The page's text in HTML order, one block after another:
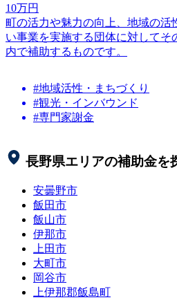
10万円
町の活力や魅力の向上、地域の活
い事業を実施する団体に対してそ
内で補助するものです。
#地域活性・まちづくり
#観光・インバウンド
#専門家謝金
長野県エリアの補助金を
安曇野市
飯田市
飯山市
伊那市
上田市
大町市
岡谷市
上伊那郡飯島町